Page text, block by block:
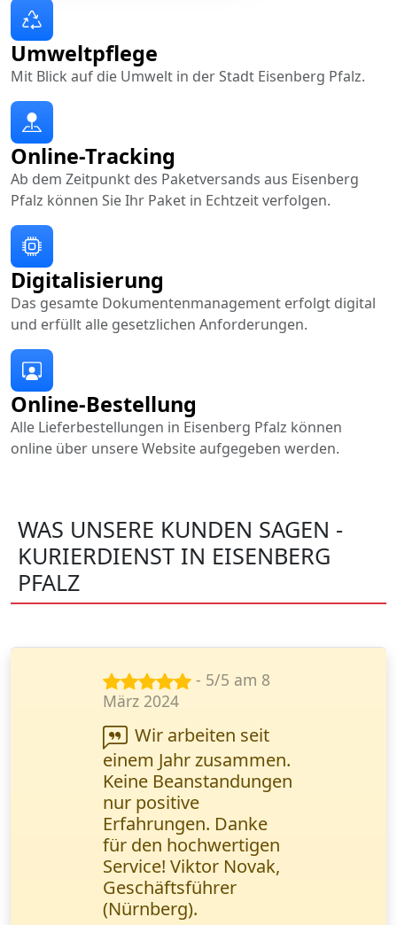
Online-Bestellung
Alle Lieferbestellungen in Eisenberg Pfalz können
online über unsere Website aufgegeben werden.
Online-Tracking
Ab dem Zeitpunkt des Paketversands aus Eisenberg
Pfalz können Sie Ihr Paket in Echtzeit verfolgen.
Digitalisierung
Das gesamte Dokumentenmanagement erfolgt digital
und erfüllt alle gesetzlichen Anforderungen.
Umweltpflege
Mit Blick auf die Umwelt in der Stadt Eisenberg Pfalz.
WAS UNSERE KUNDEN SAGEN -
KURIERDIENST IN EISENBERG
PFALZ
- 4/5 am 14
Jan. 2025
Die Zustellung
juristischer
Dokumente erfolgte
prompt. Das Online-
Tracking ermöglichte
eine lückenlose
Kontrolle des
Prozesses. M. Yılmatz,
Rechtsanwalt von